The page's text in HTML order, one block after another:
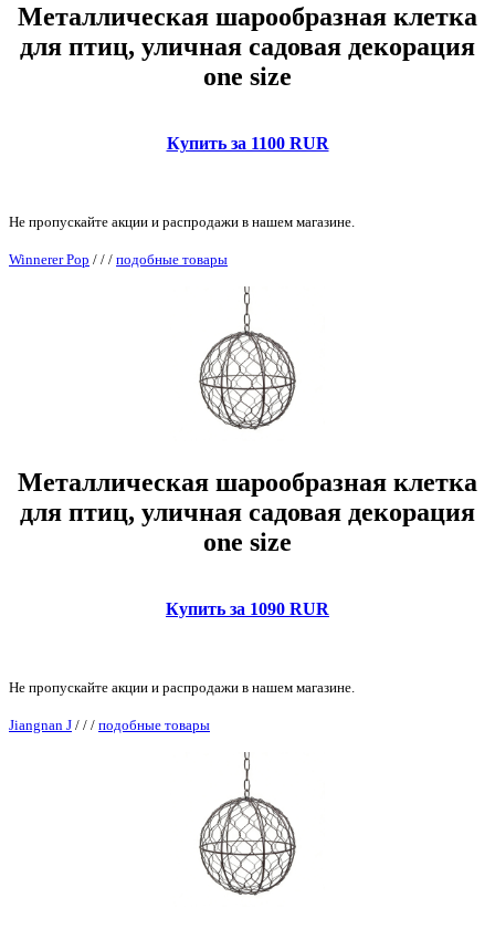
Металлическая шарообразная клетка
для птиц, уличная садовая декорация
one size
Купить за 1100 RUR
Не пропускайте акции и распродажи в нашем магазине.
Winnerer Pop / / / подобные товары
Металлическая шарообразная клетка
для птиц, уличная садовая декорация
one size
Купить за 1090 RUR
Не пропускайте акции и распродажи в нашем магазине.
Jiangnan J / / / подобные товары